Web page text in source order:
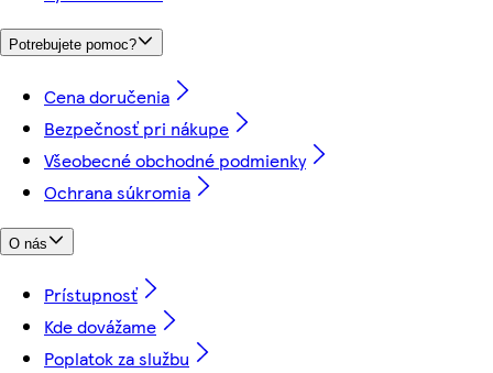
Potrebujete pomoc?
Cena doručenia
Bezpečnosť pri nákupe
Všeobecné obchodné podmienky
Ochrana súkromia
O nás
Prístupnosť
Kde dovážame
Poplatok za službu